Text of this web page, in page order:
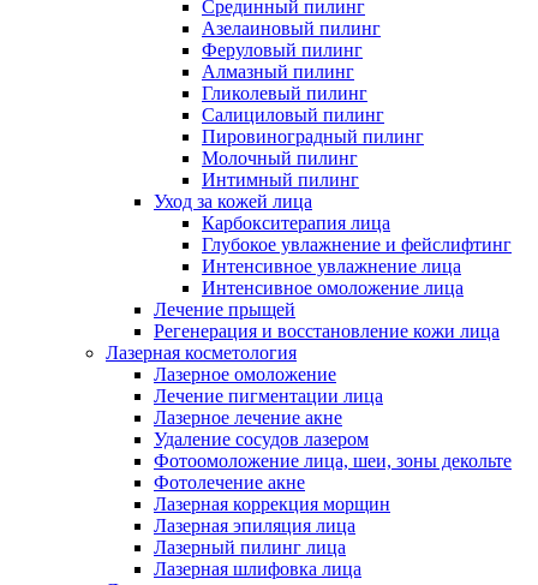
Срединный пилинг
Азелаиновый пилинг
Феруловый пилинг
Алмазный пилинг
Гликолевый пилинг
Салициловый пилинг
Пировиноградный пилинг
Молочный пилинг
Интимный пилинг
Уход за кожей лица
Карбокситерапия лица
Глубокое увлажнение и фейслифтинг
Интенсивное увлажнение лица
Интенсивное омоложение лица
Лечение прыщей
Регенерация и восстановление кожи лица
Лазерная косметология
Лазерное омоложение
Лечение пигментации лица
Лазерное лечение акне
Удаление сосудов лазером
Фотоомоложение лица, шеи, зоны декольте
Фотолечение акне
Лазерная коррекция морщин
Лазерная эпиляция лица
Лазерный пилинг лица
Лазерная шлифовка лица